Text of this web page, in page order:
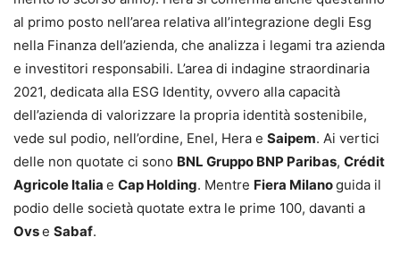
al primo posto nell’area relativa all’integrazione degli Esg
nella Finanza dell’azienda, che analizza i legami tra azienda
e investitori responsabili. L’area di indagine straordinaria
2021, dedicata alla ESG Identity, ovvero alla capacità
dell’azienda di valorizzare la propria identità sostenibile,
vede sul podio, nell’ordine, Enel, Hera e Saipem. Ai vertici
delle non quotate ci sono BNL Gruppo BNP Paribas, Crédit
Agricole Italia e Cap Holding. Mentre Fiera Milanoguida il
podio delle società quotate extra le prime 100, davanti a
Ovse Sabaf.